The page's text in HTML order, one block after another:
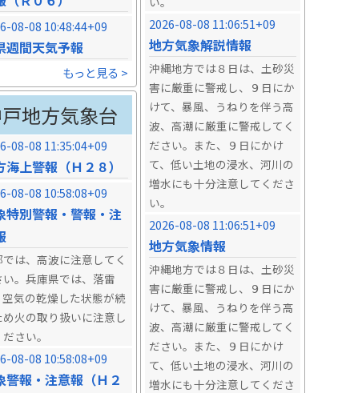
2026-08-08 11:06:51+09
地方気象解説情報
沖縄地方では８日は、土砂災
害に厳重に警戒し、９日にか
けて、暴風、うねりを伴う高
波、高潮に厳重に警戒してく
ださい。また、９日にかけ
て、低い土地の浸水、河川の
増水にも十分注意してくださ
い。
2026-08-08 11:06:51+09
地方気象情報
沖縄地方では８日は、土砂災
害に厳重に警戒し、９日にか
けて、暴風、うねりを伴う高
波、高潮に厳重に警戒してく
ださい。また、９日にかけ
て、低い土地の浸水、河川の
増水にも十分注意してくださ
08-08 10:48:44+09
週間天気予報
もっと見る >
地方気象台
08-08 11:35:04+09
海上警報（Ｈ２８）
08-08 10:58:08+09
特別警報・警報・注
では、高波に注意してく
い。兵庫県では、落雷
空気の乾燥した状態が続
め火の取り扱いに注意し
さい。
08-08 10:58:08+09
警報・注意報（Ｈ２